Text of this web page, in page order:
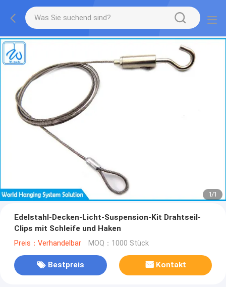
1/1
Edelstahl-Decken-Licht-Suspension-Kit Drahtseil-
Clips mit Schleife und Haken
Preis：Verhandelbar MOQ：1000 Stück
Bestpreis Kontakt